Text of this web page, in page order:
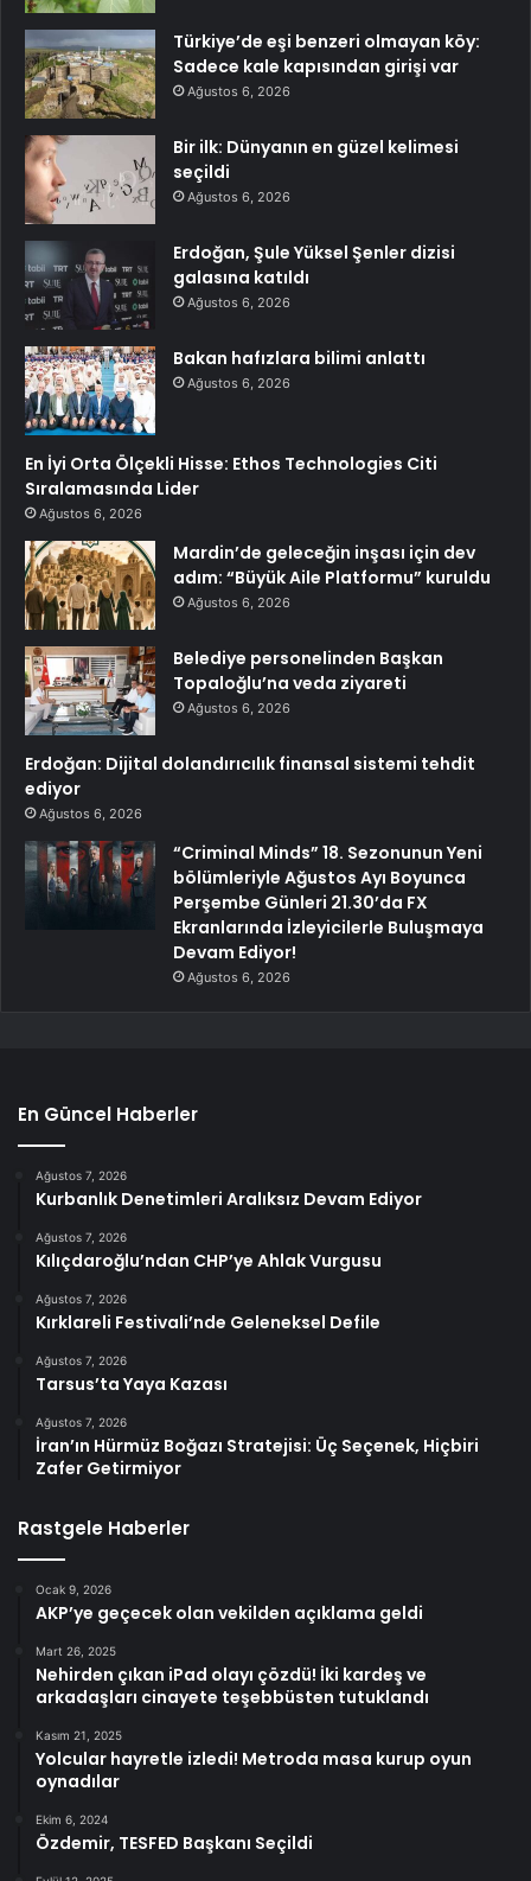
Türkiye’de eşi benzeri olmayan köy:
Sadece kale kapısından girişi var
Ağustos 6, 2026
Bir ilk: Dünyanın en güzel kelimesi
seçildi
Ağustos 6, 2026
Erdoğan, Şule Yüksel Şenler dizisi
galasına katıldı
Ağustos 6, 2026
Bakan hafızlara bilimi anlattı
Ağustos 6, 2026
En İyi Orta Ölçekli Hisse: Ethos Technologies Citi
Sıralamasında Lider
Ağustos 6, 2026
Mardin’de geleceğin inşası için dev
adım: “Büyük Aile Platformu” kuruldu
Ağustos 6, 2026
Belediye personelinden Başkan
Topaloğlu’na veda ziyareti
Ağustos 6, 2026
Erdoğan: Dijital dolandırıcılık finansal sistemi tehdit
ediyor
Ağustos 6, 2026
“Criminal Minds” 18. Sezonunun Yeni
bölümleriyle Ağustos Ayı Boyunca
Perşembe Günleri 21.30’da FX
Ekranlarında İzleyicilerle Buluşmaya
Devam Ediyor!
Ağustos 6, 2026
En Güncel Haberler
Ağustos 7, 2026
Kurbanlık Denetimleri Aralıksız Devam Ediyor
Ağustos 7, 2026
Kılıçdaroğlu’ndan CHP’ye Ahlak Vurgusu
Ağustos 7, 2026
Kırklareli Festivali’nde Geleneksel Defile
Ağustos 7, 2026
Tarsus’ta Yaya Kazası
Ağustos 7, 2026
İran’ın Hürmüz Boğazı Stratejisi: Üç Seçenek, Hiçbiri
Zafer Getirmiyor
Rastgele Haberler
Ocak 9, 2026
AKP’ye geçecek olan vekilden açıklama geldi
Mart 26, 2025
Nehirden çıkan iPad olayı çözdü! İki kardeş ve
arkadaşları cinayete teşebbüsten tutuklandı
Kasım 21, 2025
Yolcular hayretle izledi! Metroda masa kurup oyun
oynadılar
Ekim 6, 2024
Özdemir, TESFED Başkanı Seçildi